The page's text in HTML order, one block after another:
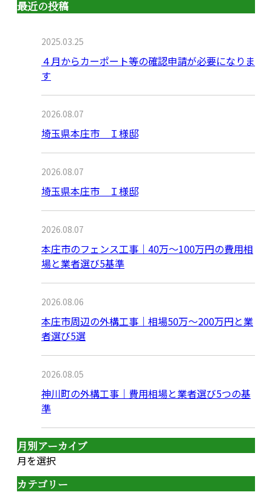
最近の投稿
2025.03.25
４月からカーポート等の確認申請が必要になりま
す
2026.08.07
埼玉県本庄市 Ｉ様邸
2026.08.07
埼玉県本庄市 Ｉ様邸
2026.08.07
本庄市のフェンス工事｜40万〜100万円の費用相
場と業者選び5基準
2026.08.06
本庄市周辺の外構工事｜相場50万〜200万円と業
者選び5選
2026.08.05
神川町の外構工事｜費用相場と業者選び5つの基
準
月別アーカイブ
月を選択
カテゴリー